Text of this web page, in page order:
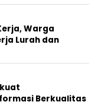
Warga
Lurah dan
Berkualitas